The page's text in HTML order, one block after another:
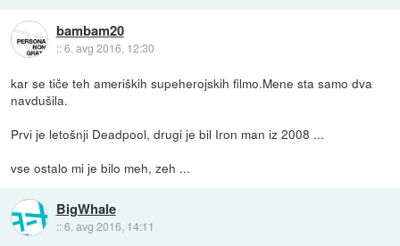
bambam20
::6. avg 2016, 12:30
kar se tiče teh ameriških supeherojskih filmo.Mene sta samo dva
navdušila.
Prvi je letošnji Deadpool, drugi je bil Iron man iz 2008 ...
vse ostalo mi je bilo meh, zeh ...
BigWhale
::6. avg 2016, 14:11